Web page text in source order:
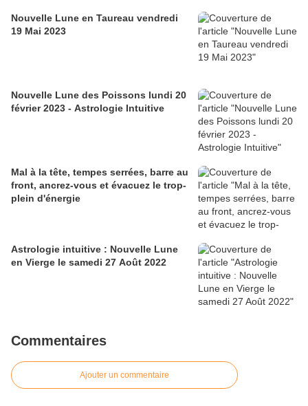
Nouvelle Lune en Taureau vendredi
19 Mai 2023
Nouvelle Lune des Poissons lundi 20
février 2023 - Astrologie Intuitive
Mal à la tête, tempes serrées, barre au
front, ancrez-vous et évacuez le trop-
plein d'énergie
Astrologie intuitive : Nouvelle Lune
en Vierge le samedi 27 Août 2022
Commentaires
Ajouter un commentaire